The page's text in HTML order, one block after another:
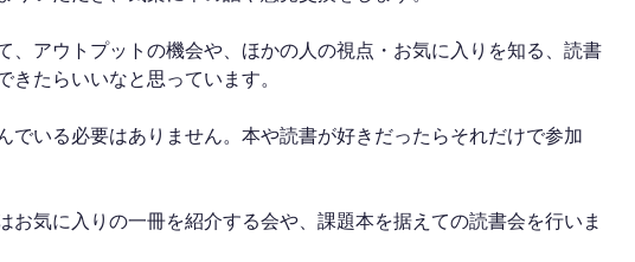
、アウトプットの機会や、ほかの人の視点・お気に入りを知る、読書
たらいいなと思っています。
でいる必要はありません。本や読書が好きだったらそれだけで参加
お気に入りの一冊を紹介する会や、課題本を据えての読書会を行いま